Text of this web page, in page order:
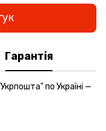
Гарантія
по Україні —